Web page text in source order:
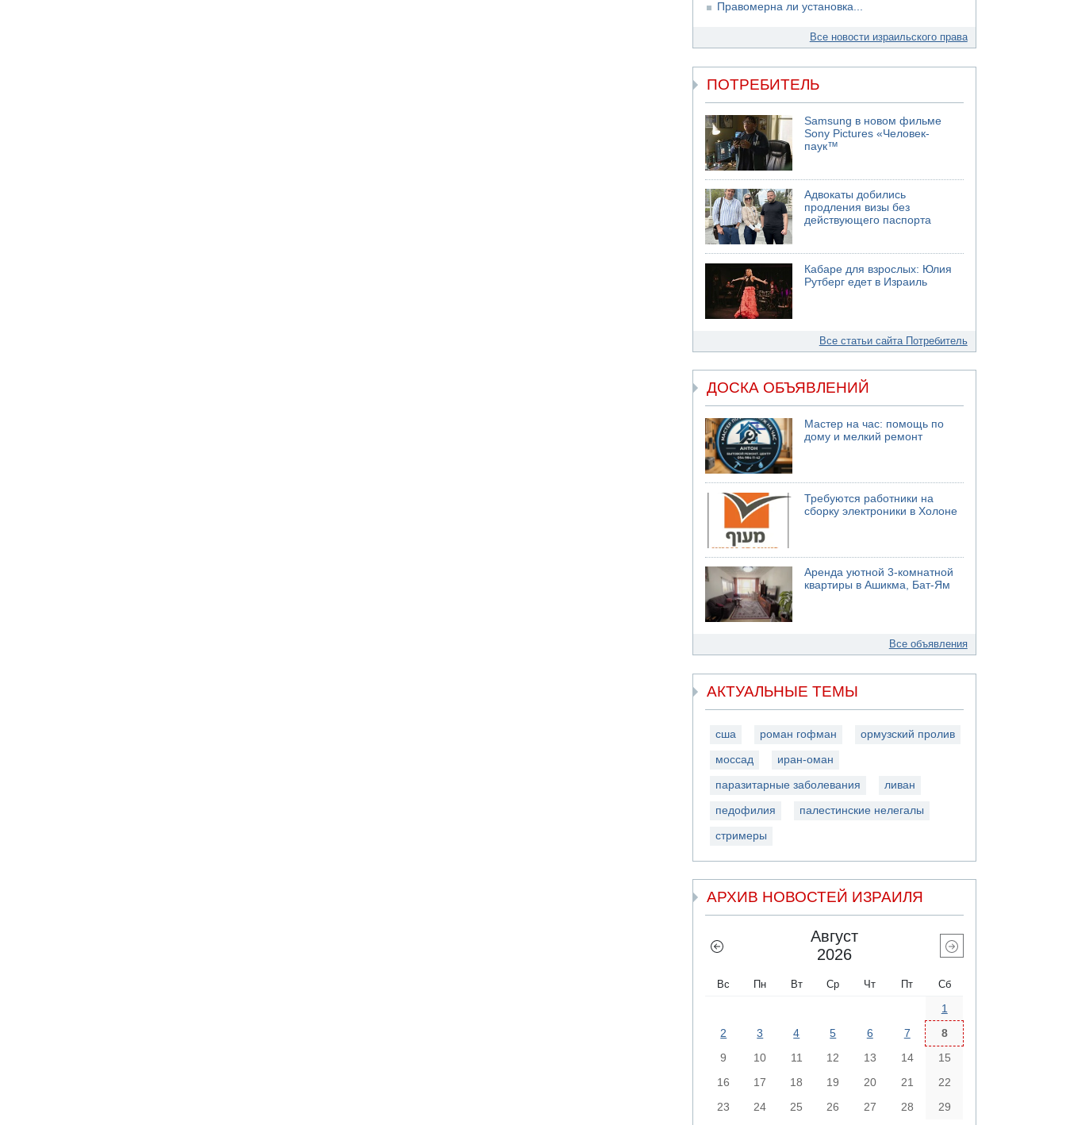
Правомерна ли установка...
Все новости израильского права
ПОТРЕБИТЕЛЬ
Samsung в новом фильме
Sony Pictures «Человек-
паук™
Адвокаты добились
продления визы без
действующего паспорта
Кабаре для взрослых: Юлия
Рутберг едет в Израиль
Все статьи сайта Потребитель
ДОСКА ОБЪЯВЛЕНИЙ
Мастер на час: помощь по
дому и мелкий ремонт
Требуются работники на
сборку электроники в Холоне
Аренда уютной 3-комнатной
квартиры в Ашикма, Бат-Ям
Все объявления
АКТУАЛЬНЫЕ ТЕМЫ
сша роман гофман ормузский пролив
моссад иран-оман
паразитарные заболевания ливан
педофилия палестинские нелегалы
стримеры
АРХИВ НОВОСТЕЙ ИЗРАИЛЯ
Август
2026
Вс Пн Вт Ср Чт Пт Сб
1
2
3 4 5 6 7
8
9
10 11 12 13 14
15
16
17 18 19 20 21
22
23
24 25 26 27 28
29